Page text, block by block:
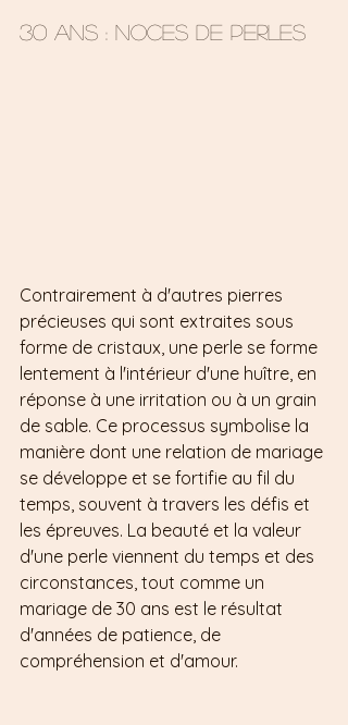
30 ans : Noces de perles
Contrairement à d'autres pierres
précieuses qui sont extraites sous
forme de cristaux, une perle se forme
lentement à l'intérieur d'une huître, en
réponse à une irritation ou à un grain
de sable. Ce processus symbolise la
manière dont une relation de mariage
se développe et se fortifie au fil du
temps, souvent à travers les défis et
les épreuves. La beauté et la valeur
d'une perle viennent du temps et des
circonstances, tout comme un
mariage de 30 ans est le résultat
d'années de patience, de
compréhension et d'amour.